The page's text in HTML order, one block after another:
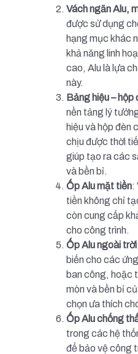
Vách ngăn Alu,
được sử dụng
hạng mục khác
khả năng linh
cao, Alu là lựa
này.
Bảng hiệu – hộp
nền tảng lý
hiệu và hộp đèn
chịu được thời
giúp tạo ra các
và bền bỉ.
Ốp Alu mặt tiền:
tiền không chỉ
còn cung cấp
cho công trình.
Ốp Alu ngoài trời
biến cho các
ban công, hoặc
mòn và bền bỉ
chọn ưa thích
Ốp Alu chống
trong các hệ
để bảo vệ công